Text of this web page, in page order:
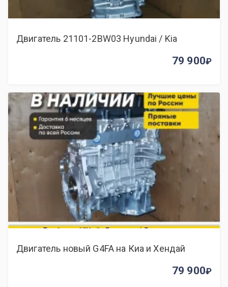
Двигатель 21101-2BW03 Hyundai / Kia
79 900
Двигатель новый G4FA на Киа и Хендай
79 900